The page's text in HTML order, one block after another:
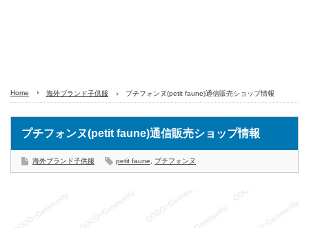
Home 海外ブランド子供服 プチフォンヌ(petit faune)通信販売ショップ情報
プチフォンヌ(petit faune)通信販売ショップ情報
海外ブランド子供服 petit faune プチフォンヌ